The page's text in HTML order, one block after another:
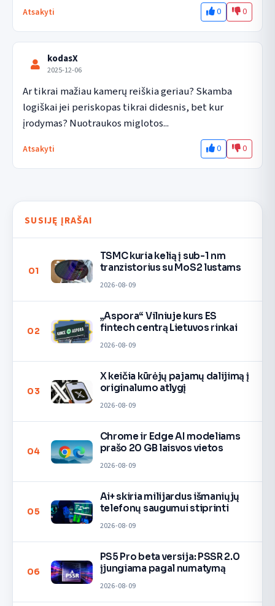
Atsakyti 0 0
kodasX
2025-12-06
Ar tikrai mažiau kamerų reiškia geriau? Skamba
logiškai jei periskopas tikrai didesnis, bet kur
įrodymas? Nuotraukos miglotos...
Atsakyti 0 0
SUSIJĘ ĮRAŠAI
01
TSMC kuria kelią į sub-1 nm
tranzistorius su MoS2 lustams
2026-08-09
02
„Aspora“ Vilniuje kurs ES
fintech centrą Lietuvos rinkai
2026-08-09
03
X keičia kūrėjų pajamų dalijimą į
originalumo atlygį
2026-08-09
04
Chrome ir Edge AI modeliams
prašo 20 GB laisvos vietos
2026-08-09
05
Ai+ skiria milijardus išmaniųjų
telefonų saugumui stiprinti
2026-08-09
06
PS5 Pro beta versija: PSSR 2.0
įjungiama pagal numatymą
2026-08-09